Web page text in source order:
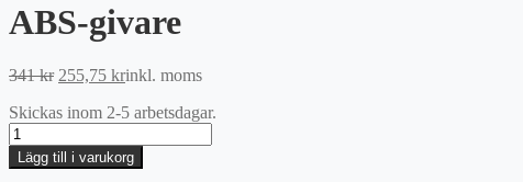
ABS-givare
341kr Det
priset
341 kr.
255,75 krDet
priset
255,75 kr.
inkl. moms
Skickas inom 2-5 arbetsdagar.
ABS-
givare
mängd
Lägg till i varukorg